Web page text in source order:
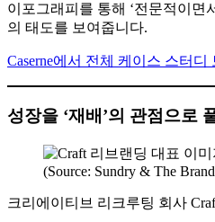
이포그래피를 통해 ‘전문적이면
의 태도를 보여줍니다.
Caserne에서 전체 케이스 스터디
성장을 ‘재배’의 관점으로
(Source: Sundry & The
크리에이티브 리크루팅 회사